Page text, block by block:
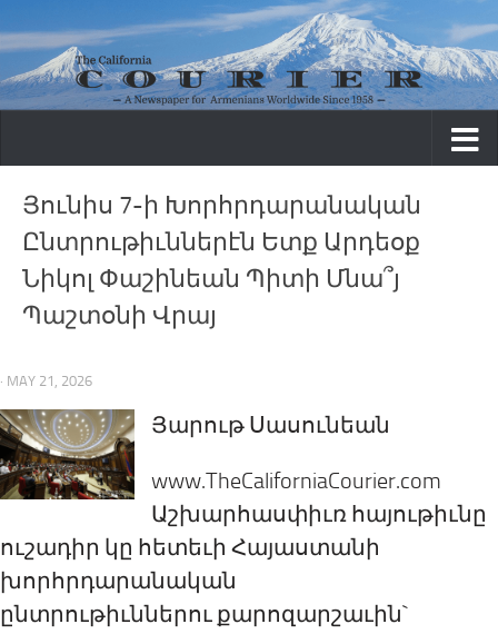
Skip to content
Յունիս 7-ի Խորհրդարանական
Ընտրութիւններէն Ետք Արդեօք
Նիկոլ Փաշինեան Պիտի Մնա՞յ
Պաշտօնի Վրայ
· MAY 21, 2026
Յարութ Սասունեան
www.TheCaliforniaCourier.com
Աշխարհասփիւռ հայութիւնը
ուշադիր կը հետեւի Հայաստանի
խորհրդարանական
ընտրութիւններու քարոզարշաւին`